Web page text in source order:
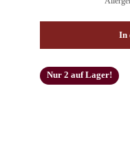
In
Nur 2 auf Lager!